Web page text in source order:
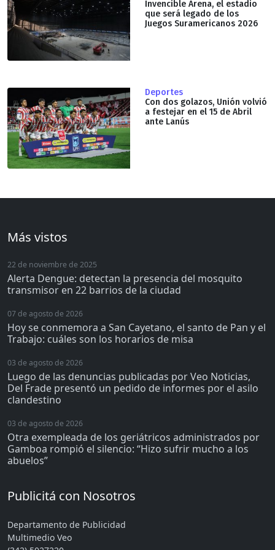
Invencible Arena, el estadio
que será legado de los
Juegos Suramericanos 2026
Deportes
Con dos golazos, Unión volvió
a festejar en el 15 de Abril
ante Lanús
Más vistos
22 de noviembre de 2025
Alerta Dengue: detectan la presencia del mosquito
transmisor en 22 barrios de la ciudad
07 de agosto de 2026
Hoy se conmemora a San Cayetano, el santo de Pan y el
Trabajo: cuáles son los horarios de misa
03 de agosto de 2026
Luego de las denuncias publicadas por Veo Noticias,
Del Frade presentó un pedido de informes por el asilo
clandestino
03 de agosto de 2026
Otra exempleada de los geriátricos administrados por
Gamboa rompió el silencio: “Hizo sufrir mucho a los
abuelos”
Publicitá con Nosotros
Departamento de Publicidad
Multimedio Veo